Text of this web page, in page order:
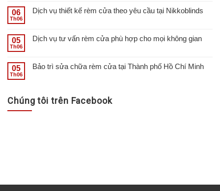
06
Th06
Dịch vụ thiết kế rèm cửa theo yêu cầu tại Nikkoblinds
05
Th06
Dịch vụ tư vấn rèm cửa phù hợp cho mọi không gian
05
Th06
Bảo trì sửa chữa rèm cửa tại Thành phố Hồ Chí Minh
Chúng tôi trên Facebook